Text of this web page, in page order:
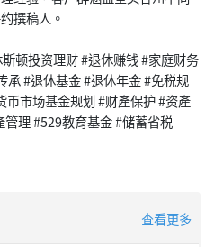
撰稿人。
顿投资理财 #退休赚钱 #家庭财务
承 #退休基金 #退休年金 #免税规
币市场基金规划 #财產保护 #资產
查看更多